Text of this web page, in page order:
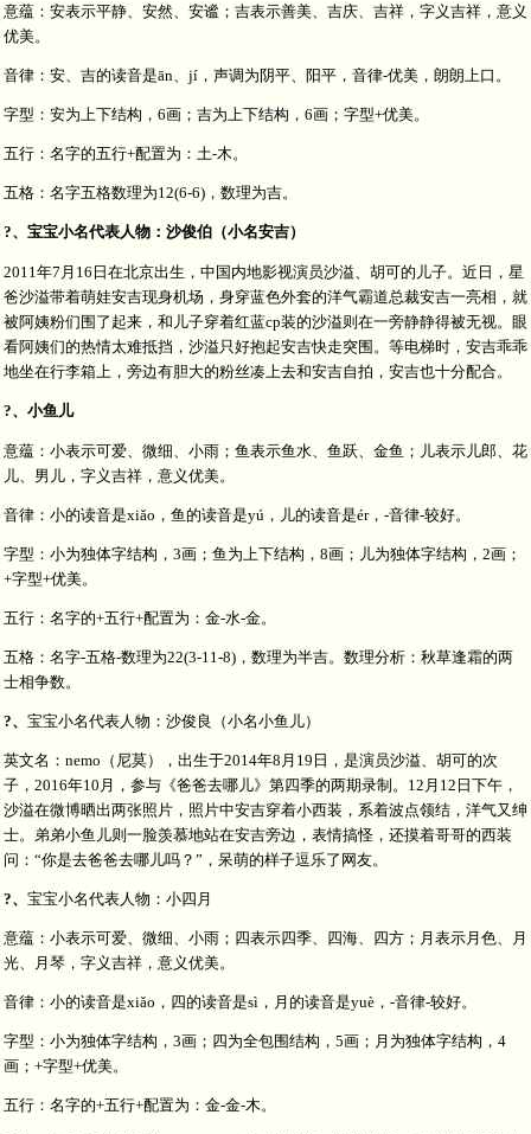
意蕴：安表示平静、安然、安谧；吉表示善美、吉庆、吉祥，字义吉祥，意义
优美。
音律：安、吉的读音是ān、jí，声调为阴平、阳平，音律-优美，朗朗上口。
字型：安为上下结构，6画；吉为上下结构，6画；字型+优美。
五行：名字的五行+配置为：土-木。
五格：名字五格数理为12(6-6)，数理为吉。
?、宝宝小名代表人物：沙俊伯（小名安吉）
2011年7月16日在北京出生，中国内地影视演员沙溢、胡可的儿子。近日，星
爸沙溢带着萌娃安吉现身机场，身穿蓝色外套的洋气霸道总裁安吉一亮相，就
被阿姨粉们围了起来，和儿子穿着红蓝cp装的沙溢则在一旁静静得被无视。眼
看阿姨们的热情太难抵挡，沙溢只好抱起安吉快走突围。等电梯时，安吉乖乖
地坐在行李箱上，旁边有胆大的粉丝凑上去和安吉自拍，安吉也十分配合。
?、小鱼儿
意蕴：小表示可爱、微细、小雨；鱼表示鱼水、鱼跃、金鱼；儿表示儿郎、花
儿、男儿，字义吉祥，意义优美。
音律：小的读音是xiǎo，鱼的读音是yú，儿的读音是ér，-音律-较好。
字型：小为独体字结构，3画；鱼为上下结构，8画；儿为独体字结构，2画；
+字型+优美。
五行：名字的+五行+配置为：金-水-金。
五格：名字-五格-数理为22(3-11-8)，数理为半吉。数理分析：秋草逢霜的两
士相争数。
?、 宝宝小名代表人物：沙俊良（小名小鱼儿）
英文名：nemo（尼莫），出生于2014年8月19日，是演员沙溢、胡可的次
子，2016年10月，参与《爸爸去哪儿》第四季的两期录制。12月12日下午，
沙溢在微博晒出两张照片，照片中安吉穿着小西装，系着波点领结，洋气又绅
士。弟弟小鱼儿则一脸羡慕地站在安吉旁边，表情搞怪，还摸着哥哥的西装
问：“你是去爸爸去哪儿吗？”，呆萌的样子逗乐了网友。
?、 宝宝小名代表人物：小四月
意蕴：小表示可爱、微细、小雨；四表示四季、四海、四方；月表示月色、月
光、月琴，字义吉祥，意义优美。
音律：小的读音是xiǎo，四的读音是sì，月的读音是yuè，-音律-较好。
字型：小为独体字结构，3画；四为全包围结构，5画；月为独体字结构，4
画；+字型+优美。
五行：名字的+五行+配置为：金-金-木。